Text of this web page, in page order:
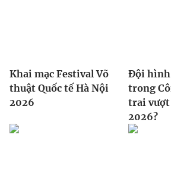
Khai mạc Festival Võ
thuật Quốc tế Hà Nội
2026
Đội hình
trong
trai vượt
2026?